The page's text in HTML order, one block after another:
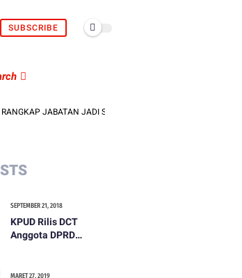
SUBSCRIBE
JABATAN JADI SOROTAN, KEPALA UDD PMI LOMBOK
SEPTEMBER 21, 2018
KPUD Rilis DCT
Anggota DPRD
MARET 27, 2019